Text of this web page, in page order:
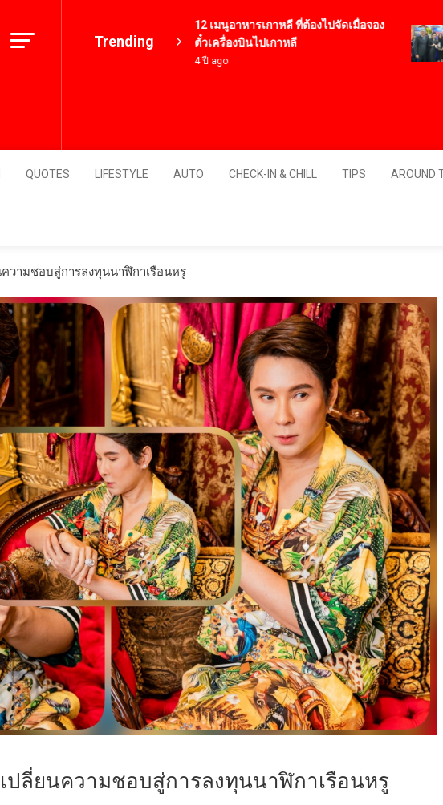
Trending
12 เมนูอาหารเกาหลี ที่ต้องไปจัดเมื่อจอง
ตั๋วเครื่องบินไปเกาหลี
4 ปี ago
QUOTES LIFESTYLE AUTO CHECK-IN & CHILL TIPS AROUND
ความชอบสู่การลงทุนนาฬิกาเรือนหรู
เปลี่ยนความชอบสู่การลงทุนนาฬิกาเรือนหรู